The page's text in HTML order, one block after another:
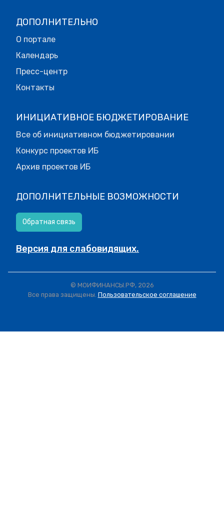
ДОПОЛНИТЕЛЬНО
О портале
Календарь
Пресс-центр
Контакты
ИНИЦИАТИВНОЕ БЮДЖЕТИРОВАНИЕ
Все об инициативном бюджетировании
Конкурс проектов ИБ
Архив проектов ИБ
ДОПОЛНИТЕЛЬНЫЕ ВОЗМОЖНОСТИ
Обратная связь
Версия для слабовидящих.
© МОИФИНАНСЫ.РФ, 2026
Все права защищены. Пользовательское соглашение